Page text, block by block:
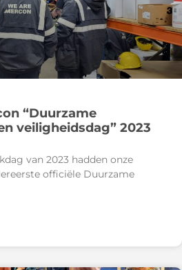
“Duurzame
veiligheidsdag” 2023
van 2023 hadden onze
officiële Duurzame